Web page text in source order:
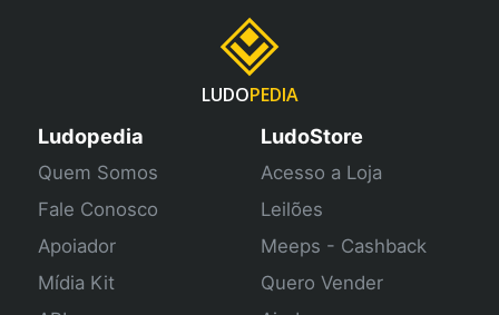
LUDOPEDIA
Ludopedia
Quem Somos
Fale Conosco
Apoiador
Mídia Kit
LudoStore
Acesso a Loja
Leilões
Meeps - Cashback
Quero Vender